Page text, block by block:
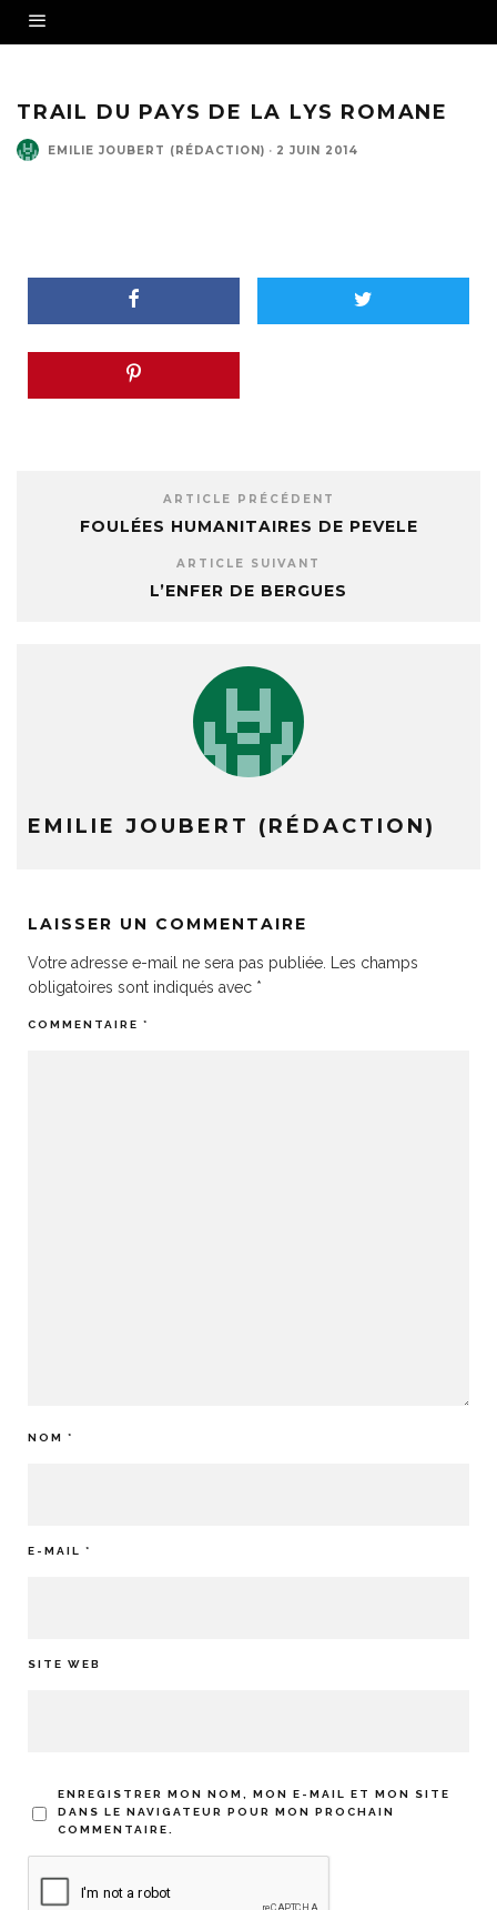
TRAIL DU PAYS DE LA LYS ROMANE
EMILIE JOUBERT (RÉDACTION) · 2 JUIN 2014
ARTICLE PRÉCÉDENT
FOULÉES HUMANITAIRES DE PEVELE
ARTICLE SUIVANT
L’ENFER DE BERGUES
EMILIE JOUBERT (RÉDACTION)
LAISSER UN COMMENTAIRE
Votre adresse e-mail ne sera pas publiée.
Les champs
obligatoires sont indiqués avec *
COMMENTAIRE *
NOM *
E-MAIL *
SITE WEB
ENREGISTRER MON NOM, MON E-MAIL ET MON SITE
DANS LE NAVIGATEUR POUR MON PROCHAIN
COMMENTAIRE.